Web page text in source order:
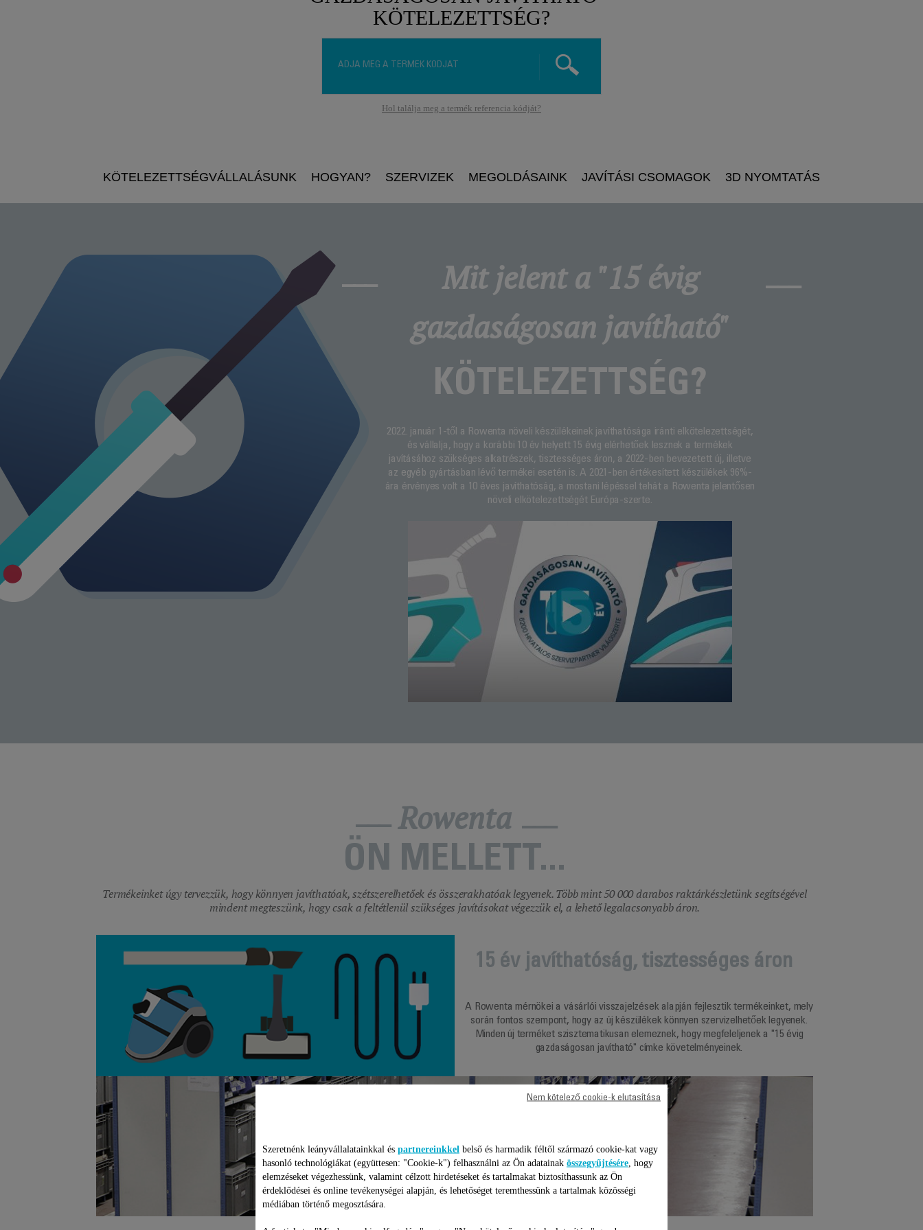
KÖTELEZETTSÉG?
Hol találja meg a termék referencia kódját?
KÖTELEZETTSÉGVÁLLALÁSUNK HOGYAN? SZERVIZEK MEGOLDÁSAINK JAVÍTÁSI CSOMAGOK 3D NYOMTATÁS
Mit jelent a "15 évig
gazdaságosan javítható"
KÖTELEZETTSÉG?
2022. január 1-től a Rowenta növeli készülékeinek javíthatósága iránti elkötelezettségét,
és vállalja, hogy a korábbi 10 év helyett 15 évig elérhetőek lesznek a termékek
javításához szükséges alkatrészek, tisztességes áron, a 2022-ben bevezetett új, illetve
az egyéb gyártásban lévő termékei esetén is. A 2021-ben értékesített készülékek 96%-
ára érvényes volt a 10 éves javíthatóság, a mostani lépéssel tehát a Rowenta jelentősen
növeli elkötelezettségét Európa-szerte.
Rowenta
ÖN MELLETT...
Termékeinket úgy tervezzük, hogy könnyen javíthatóak, szétszerelhetőek és összerakhatóak legyenek. Több mint 50 000 darabos raktárkészletünk segítségével
mindent megteszünk, hogy csak a feltétlenül szükséges javításokat végezzük el, a lehető legalacsonyabb áron.
15 év javíthatóság, tisztességes áron
A Rowenta mérnökei a vásárlói visszajelzések alapján fejlesztik termékeinket, mely
során fontos szempont, hogy az új készülékek könnyen szervizelhetőek legyenek.
Minden új terméket szisztematikusan elemeznek, hogy megfeleljenek a "15 évig
gazdaságosan javítható" címke követelményeinek.
Szeretnénk leányvállalatainkkal és partnereinkkel belső és harmadik féltől származó cookie-kat vagy
hasonló technológiákat (együttesen: "Cookie-k") felhasználni az Ön adatainak összegyűjtésére , hogy
elemzéseket végezhessünk, valamint célzott hirdetéseket és tartalmakat biztosíthassunk az Ön
érdeklődései és online tevékenységei alapján, és lehetőséget teremthessünk a tartalmak közösségi
médiában történő megosztására.
Nem kötelező cookie-k elutasítása